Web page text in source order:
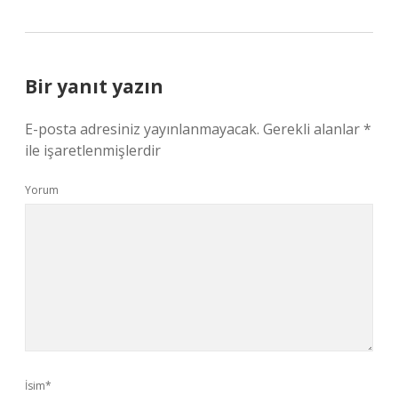
Bir yanıt yazın
E-posta adresiniz yayınlanmayacak. Gerekli alanlar*
ile işaretlenmişlerdir
Yorum
İsim*